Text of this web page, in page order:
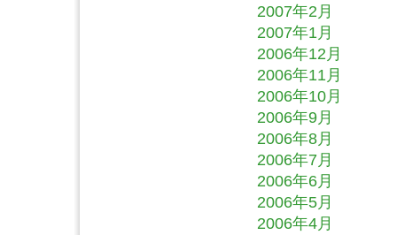
2007年2月
2007年1月
2006年12月
2006年11月
2006年10月
2006年9月
2006年8月
2006年7月
2006年6月
2006年5月
2006年4月